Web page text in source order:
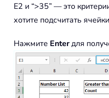
E2 и “>35” — это
хотите подсчитать
Нажмите Enterдля